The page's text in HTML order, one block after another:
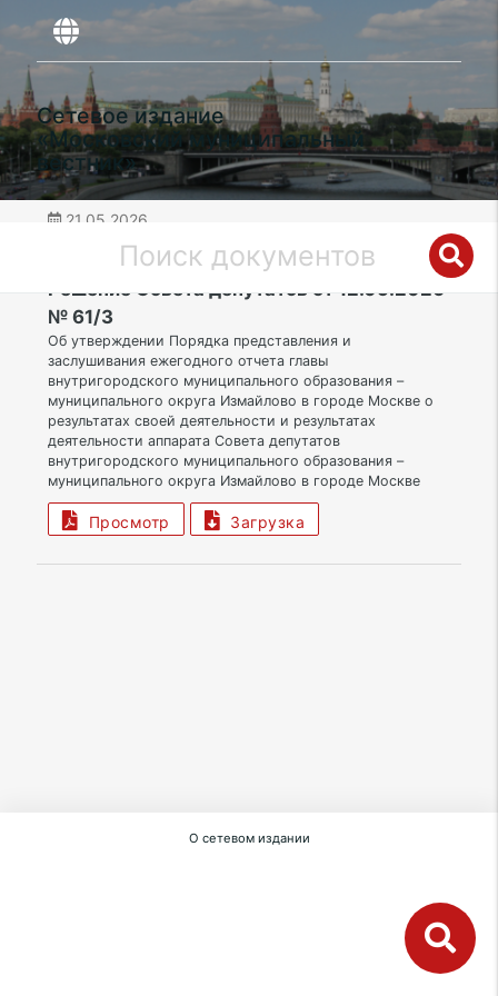
Сетевое издание
«Московский муниципальный
вестник»
21.05.2026
ВАО | Муниципальный округ Измайлово
Решение Совета депутатов от 12.05.2026
№ 61/3
Об утверждении Порядка представления и
заслушивания ежегодного отчета главы
внутригородского муниципального образования –
муниципального округа Измайлово в городе Москве о
результатах своей деятельности и результатах
деятельности аппарата Совета депутатов
внутригородского муниципального образования –
муниципального округа Измайлово в городе Москве
Просмотр Загрузка
О сетевом издании